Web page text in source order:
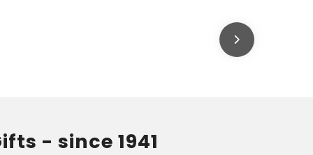
- since 1941